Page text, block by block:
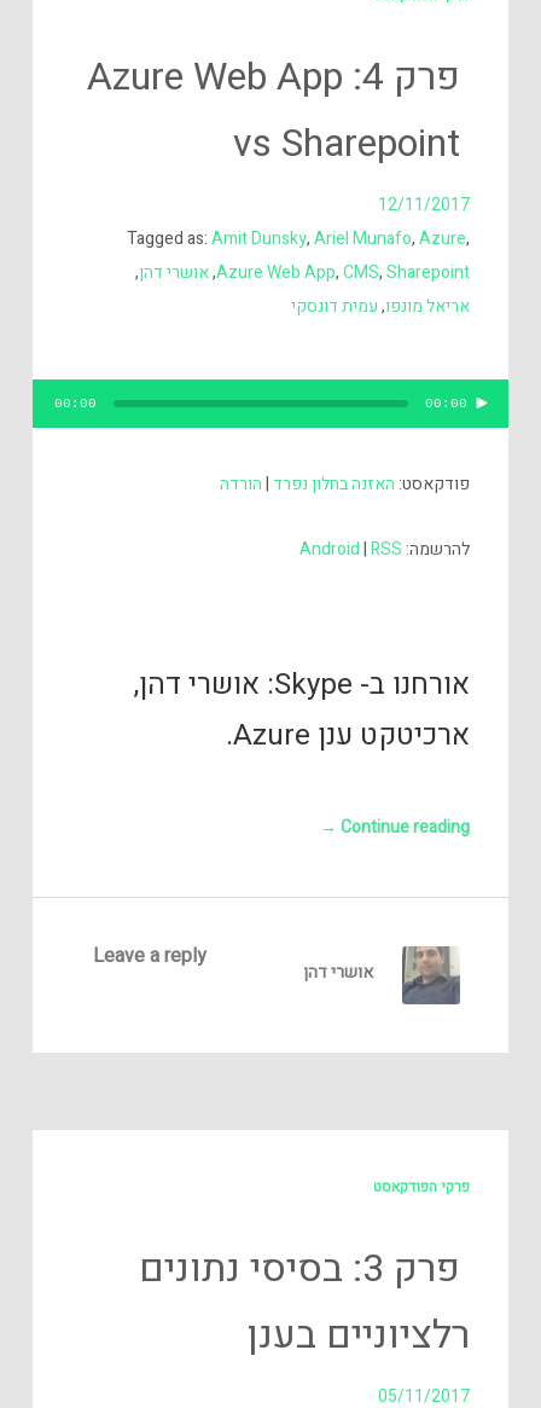
פרק 4: Azure Web App
vs Sharepoint
12/11/2017
Tagged as:Amit Dunsky,Ariel Munafo,Azure,
Azure Web App,CMS,Sharepoint
,אושרי דהן,
אריאל מונפו,עמית דונסקי
00:00
00:00
פודקאסט: האזנה בחלון נפרד |הורדה
להרשמה: Android|RSS
אורחנו ב- Skype: אושרי דהן,
ארכיטקט ענן Azure.
Continue reading
→
Leave a reply
אושרי דהן
פרקי הפודקאסט
פרק 3: בסיסי נתונים
רלציוניים בענן
05/11/2017